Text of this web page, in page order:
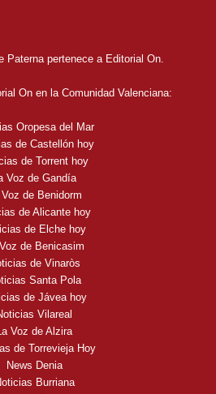
Paterna pertenece a Editorial On.
On en la Comunidad Valenciana:
Oropesa del Mar
de Castellón hoy
de Torrent hoy
Voz de Gandía
Voz de Benidorm
de Alicante hoy
de Elche hoy
de Benicasim
de Vinaròs
Santa Pola
de Jávea hoy
Vilareal
Voz de Alzira
de Torrevieja Hoy
News Denia
Burriana